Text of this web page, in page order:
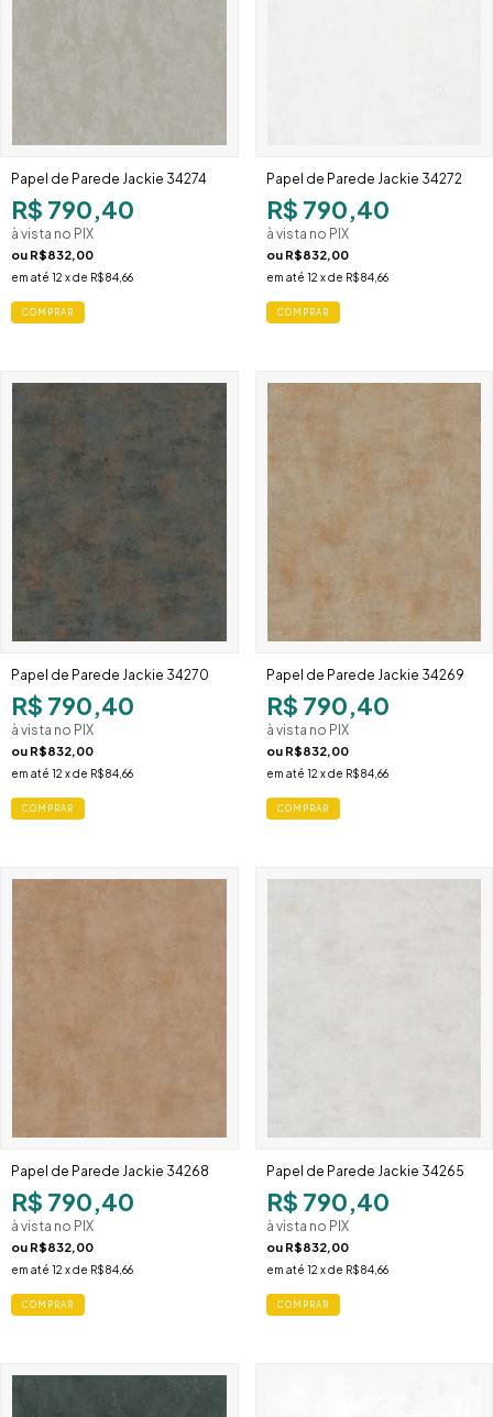
Papel de Parede Jackie 34274
R$ 790,40
à vista no PIX
ou R$832,00
em até 12 x de R$84,66
Papel de Parede Jackie 34272
R$ 790,40
à vista no PIX
ou R$832,00
em até 12 x de R$84,66
Papel de Parede Jackie 34270
R$ 790,40
à vista no PIX
ou R$832,00
em até 12 x de R$84,66
Papel de Parede Jackie 34269
R$ 790,40
à vista no PIX
ou R$832,00
em até 12 x de R$84,66
Papel de Parede Jackie 34268
R$ 790,40
à vista no PIX
ou R$832,00
em até 12 x de R$84,66
Papel de Parede Jackie 34265
R$ 790,40
à vista no PIX
ou R$832,00
em até 12 x de R$84,66